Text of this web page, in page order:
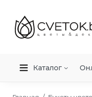
Каталог